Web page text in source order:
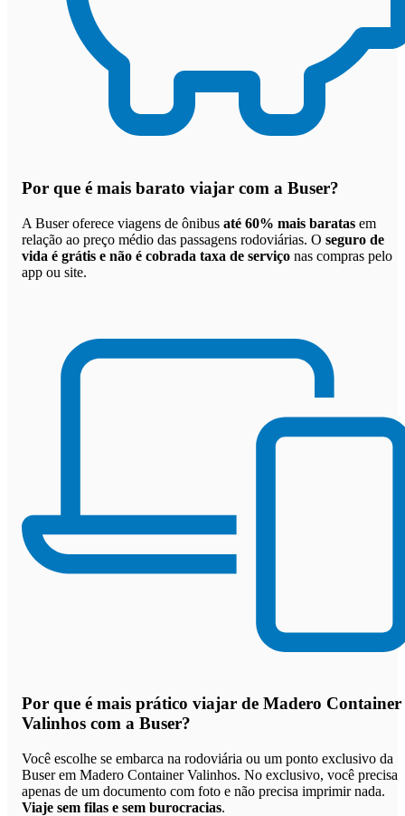
Por que é mais barato viajar com a Buser?
A Buser oferece viagens de ônibus até 60% mais baratas em
relação ao preço médio das passagens rodoviárias. O seguro de
vida é grátis e não é cobrada taxa de serviço nas compras pelo
app ou site.
Por que é mais prático viajar de Madero Container
Valinhos com a Buser?
Você escolhe se embarca na rodoviária ou um ponto exclusivo da
Buser em Madero Container Valinhos. No exclusivo, você precisa
apenas de um documento com foto e não precisa imprimir nada.
Viaje sem filas e sem burocracias.